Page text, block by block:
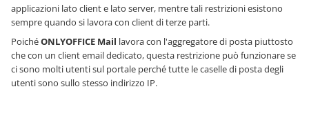
applicazioni lato client e lato server, mentre tali restrizioni esistono
sempre quando si lavora con client di terze parti.
PoichéONLYOFFICE Mail lavora con l'aggregatore di posta piuttosto
che con un client email dedicato, questa restrizione può funzionare se
ci sono molti utenti sul portale perché tutte le caselle di posta degli
utenti sono sullo stesso indirizzo IP.